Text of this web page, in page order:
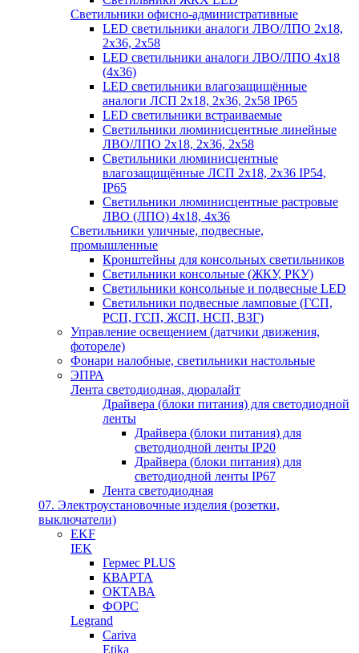
Светильники офисно-административные
LED светильники аналоги ЛВО/ЛПО 2х18,
2х36, 2х58
LED светильники аналоги ЛВО/ЛПО 4х18
(4х36)
LED светильники влагозащищённые
аналоги ЛСП 2х18, 2х36, 2х58 IP65
LED светильники встраиваемые
Светильники люминисцентные линейные
ЛВО/ЛПО 2х18, 2х36, 2х58
Светильники люминисцентные
влагозащищённые ЛСП 2х18, 2х36 IP54,
IP65
Светильники люминисцентные растровые
ЛВО (ЛПО) 4х18, 4х36
Светильники уличные, подвесные,
промышленные
Кронштейны для консольных светильников
Светильники консольные (ЖКУ, РКУ)
Светильники консольные и подвесные LED
Светильники подвесные ламповые (ГСП,
РСП, ГСП, ЖСП, НСП, ВЗГ)
Управление освещением (датчики движения,
фотореле)
Фонари налобные, светильники настольные
ЭПРА
Лента светодиодная, дюралайт
Драйвера (блоки питания) для светодиодной
ленты
Драйвера (блоки питания) для
светодиодной ленты IP20
Драйвера (блоки питания) для
светодиодной ленты IP67
Лента светодиодная
07. Электроустановочные изделия (розетки,
выключатели)
EKF
IEK
Гермес PLUS
КВАРТА
ОКТАВА
ФОРС
Legrand
Cariva
Etika